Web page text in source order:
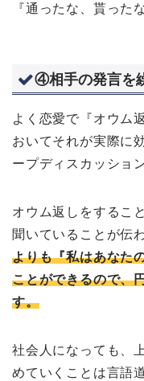
『通ったな、貰った
④相手の発言を
よく恋愛で『オウム
おいてそれが実際に
ープディスカッショ
オウム返しをするこ
聞いていることが伝
よりも『私はあなた
ことができるので、
す。
社会人になっても、
めていくことは言語